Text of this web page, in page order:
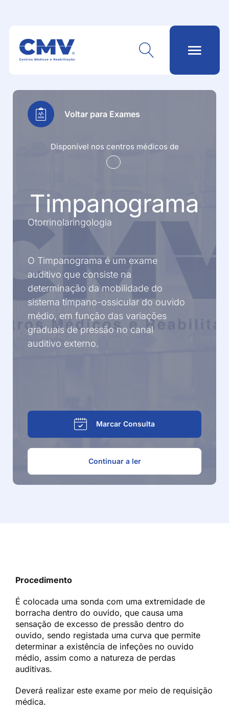
Voltar para Exames
Disponível nos centros médicos de
Timpanograma
Otorrinolaringologia
O Timpanograma é um exame
auditivo que consiste na
determinação da mobilidade do
sistema tímpano-ossicular do ouvido
médio, em função das variações
graduais de pressão no canal
auditivo externo.
Marcar Consulta
Continuar a ler
Procedimento
É colocada uma sonda com uma extremidade de
borracha dentro do ouvido, que causa uma
sensação de excesso de pressão dentro do
ouvido, sendo registada uma curva que permite
determinar a existência de infeções no ouvido
médio, assim como a natureza de perdas
auditivas.
Deverá realizar este exame por meio de requisição
médica.